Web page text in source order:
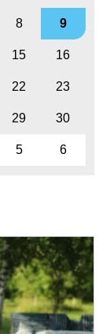
8 9
15 16
22 23
29 30
5 6